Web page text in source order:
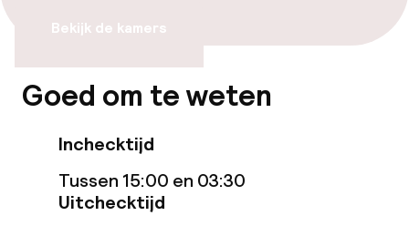
Gratis wifi
TV lounge
Restaurant
Bar
Bekijk de kamers
Goed om te weten
Inchecktijd
Tussen 15:00 en 03:30
Uitchecktijd